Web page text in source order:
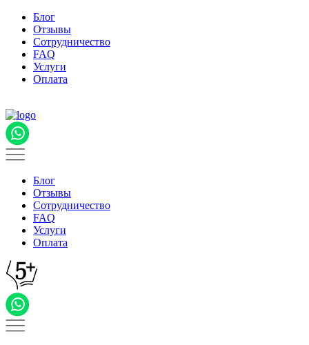
Блог
Отзывы
Сотрудничество
FAQ
Услуги
Оплата
Блог
Отзывы
Сотрудничество
FAQ
Услуги
Оплата